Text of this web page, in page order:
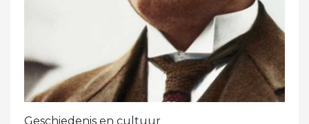
Geschiedenis en cultuur